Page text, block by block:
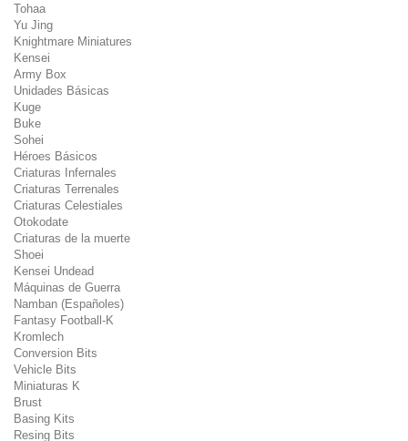
Tohaa
Yu Jing
Knightmare Miniatures
Kensei
Army Box
Unidades Básicas
Kuge
Buke
Sohei
Héroes Básicos
Criaturas Infernales
Criaturas Terrenales
Criaturas Celestiales
Otokodate
Criaturas de la muerte
Shoei
Kensei Undead
Máquinas de Guerra
Namban (Españoles)
Fantasy Football-K
Kromlech
Conversion Bits
Vehicle Bits
Miniaturas K
Brust
Basing Kits
Resing Bits